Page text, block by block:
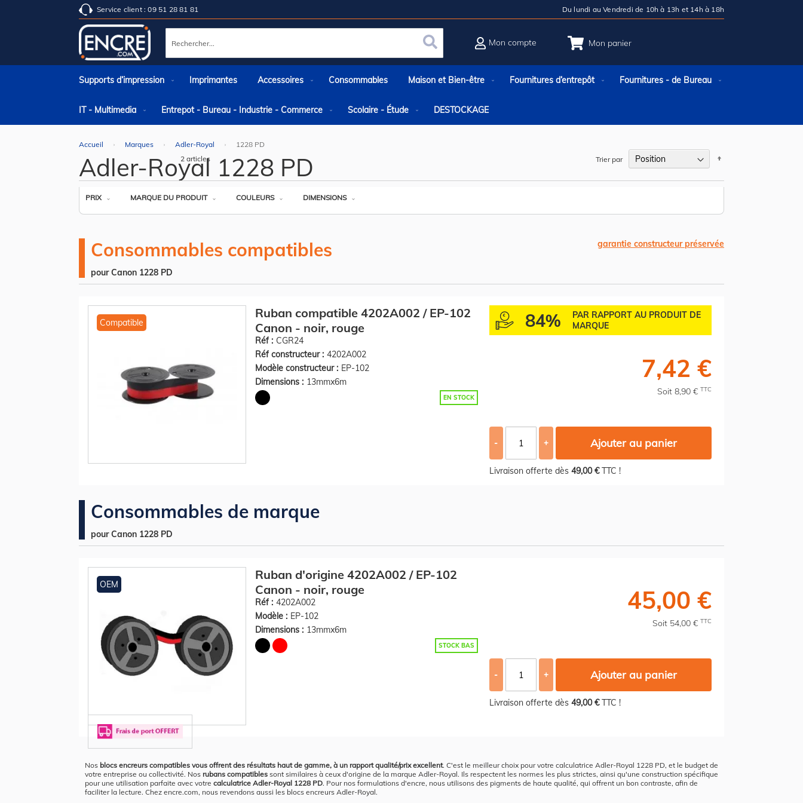
Service client : 09 51 28 81 81 Du lundi au Vendredi de 10h à 13h et 14h à 18h
Mon panier
Rechercher Rechercher
Mon compte
Supports d’impression Imprimantes Accessoires Consommables Maison et Bien-être Fournitures d’entrepôt Fournitures - de Bureau
IT - Multimedia Entrepot - Bureau - Industrie - Commerce Scolaire - Étude DESTOCKAGE
Accueil Marques Adler-Royal 1228 PD
Adler-Royal 1228 PD
PRIX MARQUE DU PRODUIT COULEURS DIMENSIONS
2 articles Trier par
Consommables compatibles garantie constructeur préservée
pour Canon 1228 PD
Compatible
Ruban compatible 4202A002 / EP-102
Canon - noir, rouge
Réf : CGR24
Réf constructeur : 4202A002
Modèle constructeur : EP-102
Dimensions : 13mmx6m
EN STOCK
84%
PAR RAPPORT AU PRODUIT DE
MARQUE
7,42 €
Soit 8,90 € TTC
- + Ajouter au panier
Livraison offerte dès 49,00 €TTC !
Consommables de marque
pour Canon 1228 PD
OEM
Ruban d'origine 4202A002 / EP-102
Canon - noir, rouge
Réf : 4202A002
Modèle : EP-102
Dimensions : 13mmx6m
STOCK BAS
45,00 €
Soit 54,00 € TTC
- + Ajouter au panier
Livraison offerte dès 49,00 €TTC !
Nos blocs encreurs compatibles vous offrent des résultats haut de gamme, à un rapport qualité/prix excellent. C'est le meilleur choix pour votre calculatrice Adler-Royal 1228 PD, et le budget de
votre entreprise ou collectivité. Nos rubans compatibles sont similaires à ceux d'origine de la marque Adler-Royal. Ils respectent les normes les plus strictes, ainsi qu'une construction spécifique
pour une utilisation parfaite avec votre calculatrice Adler-Royal 1228 PD. Pour nos formulations d'encre, nous utilisons des pigments de haute qualité, qui offrent un bon contraste, afin de
faciliter la lecture. Chez encre.com, nous revendons aussi les blocs encreurs Adler-Royal.